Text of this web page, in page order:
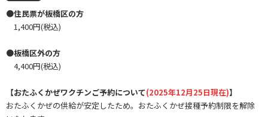
●住民票が板橋区の方
1,400円(税込)
●板橋区外の方
4,400円(税込)
【おたふくかぜワクチンご予約について(2025年12月25日現在)】
おたふくかぜの供給が安定したため。おたふくかぜ接種予約制限を解除